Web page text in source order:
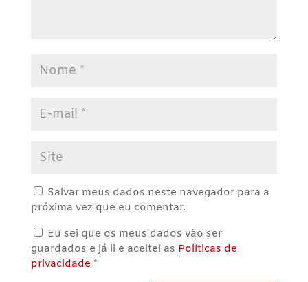
Salvar meus dados neste navegador para a
próxima vez que eu comentar.
Eu sei que os meus dados vão ser
guardados e já li e aceitei as Políticas de
privacidade *